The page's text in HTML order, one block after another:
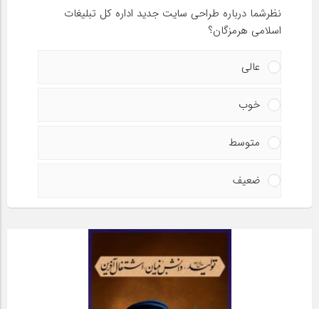
نظرشما درباره طراحی سایت جدید اداره کل تبلیغات
اسلامی هرمزگان؟
عالی
خوب
متوسط
ضعیف